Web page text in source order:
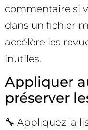
commentaire si
dans un fichier
accélère les
inutiles.
Appliquer
préserver
🔧 Appliquez la